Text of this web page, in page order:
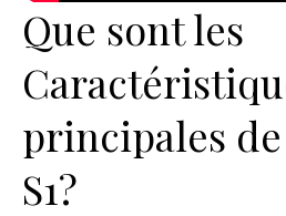
Que sont les
principales
S1?